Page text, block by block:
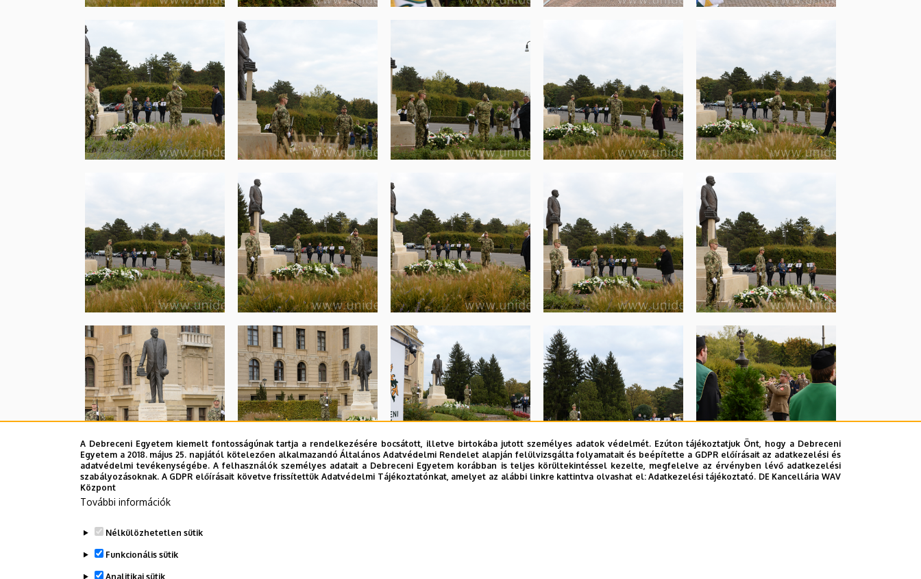
A Debreceni Egyetem kiemelt fontosságúnak tartja a rendelkezésére bocsátott, illetve birtokába jutott személyes adatok védelmét. Ezúton tájékoztatjuk Önt, hogy a Debreceni
Egyetem a 2018. május 25. napjától kötelezően alkalmazandó Általános Adatvédelmi Rendelet alapján felülvizsgálta folyamatait és beépítette a GDPR előírásait az adatkezelési és
adatvédelmi tevékenységébe. A felhasználók személyes adatait a Debreceni Egyetem korábban is teljes körültekintéssel kezelte, megfelelve az érvényben lévő adatkezelési
szabályozásoknak. A GDPR előírásait követve frissítettük Adatvédelmi Tájékoztatónkat, amelyet az alábbi linkre kattintva olvashat el:Adatkezelési tájékoztató. DE Kancellária WAV
Központ
További információk
Nélkülözhetetlen sütik
Funkcionális sütik
Analitikai sütik